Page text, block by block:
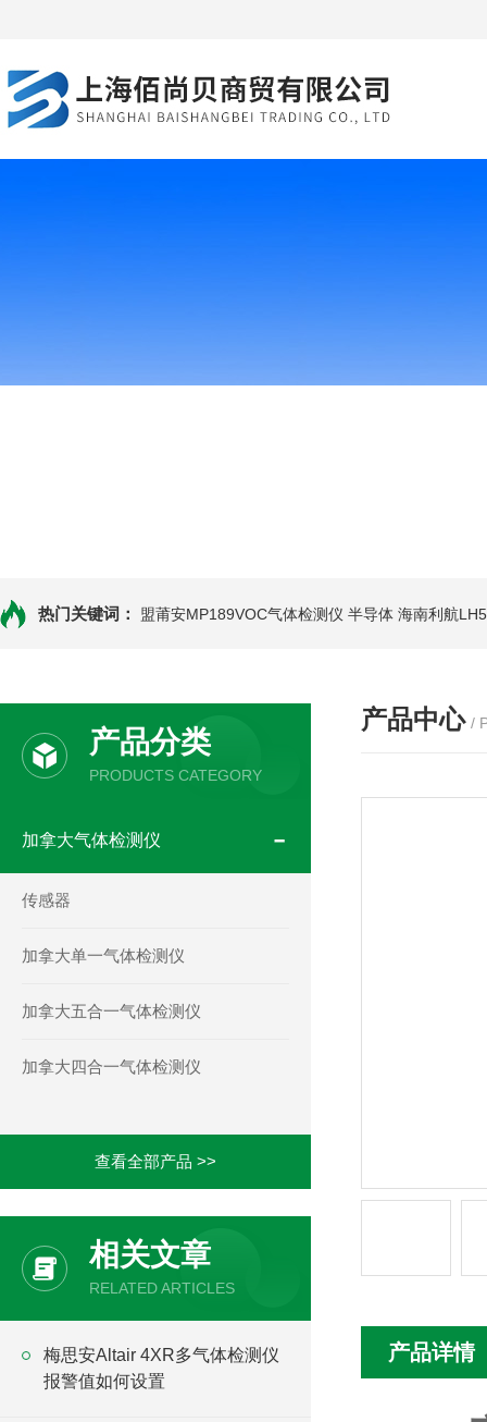
热门关键词： 盟莆安MP189VOC气体检测仪 半导体 海南利航
产品分类
PRODUCTS CATEGORY
加拿大气体检测仪
传感器
加拿大单一气体检测仪
加拿大五合一气体检测仪
加拿大四合一气体检测仪
查看全部产品 >>
相关文章
RELATED ARTICLES
梅思安Altair 4XR多气体检测仪
报警值如何设置
产品中心 /
产品详情